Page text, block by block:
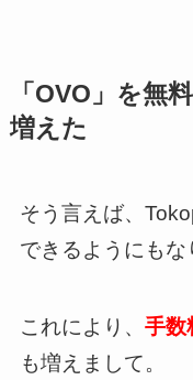
「OVO」を無
増えた
そう言えば、
できるようにもな
これにより、 手数
も増えまして。